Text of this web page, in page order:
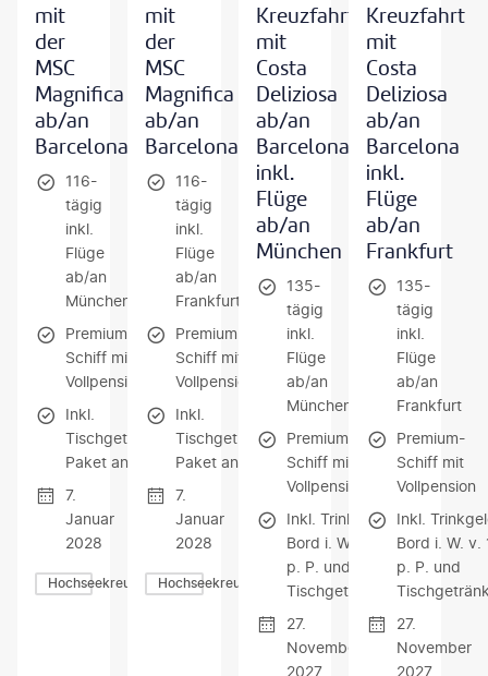
mit
der
MSC
Magnifica
ab/an
Barcelona
116-
tägig
inkl.
Flüge
ab/an
München
Premium-
Schiff mit
Vollpension
Inkl.
Tischgetränke-
Paket an Bord
7.
Januar
2028
Hochseekreuzfahrten
mit
der
MSC
Magnifica
ab/an
Barcelona
116-
tägig
inkl.
Flüge
ab/an
Frankfurt
Premium-
Schiff mit
Vollpension
Inkl.
Tischgetränke-
Paket an Bord
7.
Januar
2028
Hochseekreuzfahrten
Kreuzfahrt
mit
Costa
Deliziosa
ab/an
Barcelona
inkl.
Flüge
ab/an
München
135-
tägig
inkl.
Flüge
ab/an
München
Premium-
Schiff mit
Vollpension
Inkl. Trinkgelder an
Bord i. W. v. 1.608 €
p. P. und
Tischgetränkepaket
27.
November
2027
Kreuzfahrt
mit
Costa
Deliziosa
ab/an
Barcelona
inkl.
Flüge
ab/an
Frankfurt
135-
tägig
inkl.
Flüge
ab/an
Frankfurt
Premium-
Schiff mit
Vollpension
Inkl.
Bord i. W. v.
p. P. und
27.
November
2027